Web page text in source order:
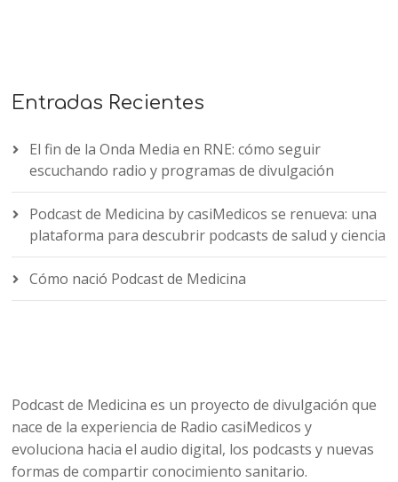
Entradas Recientes
El fin de la Onda Media en RNE: cómo seguir
escuchando radio y programas de divulgación
Podcast de Medicina by casiMedicos se renueva: una
plataforma para descubrir podcasts de salud y ciencia
Cómo nació Podcast de Medicina
Podcast de Medicina es un proyecto de divulgación que
nace de la experiencia de Radio casiMedicos y
evoluciona hacia el audio digital, los podcasts y nuevas
formas de compartir conocimiento sanitario.